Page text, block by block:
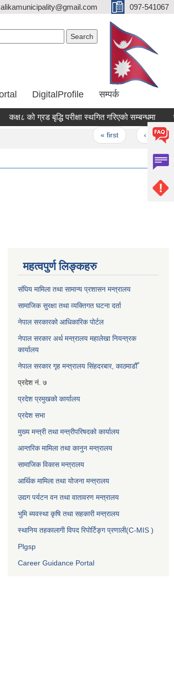
097-541067
DigitalProfile सम्पर्क
कक्ष८ को ग्रड बृद्धि परीक्षा स्थगित गरिएको सम्बन्धमा
« first ‹ previous
महत्वपुर्ण लिङ्कहरु
संघिय मामिला तथा सामान्य प्रशासन मन्त्रालय
सामाजिक सुरक्षा तथा व्यक्तिगत घटना दर्ता
नेपाल सरकारको आधिकारिक पोर्टल
नेपाल सरकार अर्थ मन्त्रालय महालेखा नियन्त्रक
कार्यालय
नेपाल सरकार गृह मन्त्रालय सिंहदरबार, काठमाडौँ
प्रदेश नं. ७
प्रदेश प्रमुखको कार्यालय
प्रदेश सभा
मुख्य मन्त्री तथा मन्त्रीपरिषदको कार्यालय
आन्तरिक मामिला तथा कानुन मन्त्रालय
सामाजिक विकास मन्त्रालय
आर्थिक मामिला तथा योजना मन्त्रालय
उद्यग पर्यटन वन तथा वातावरण मन्त्रालय
भुमि ब्यवस्था कृषि तथा सहकारी मन्त्रालय
स्थानिय तहकालागी विपद रिपोर्टिङ्ग प्रणाली(C-MIS )
Plgsp
Career Guidance Portal